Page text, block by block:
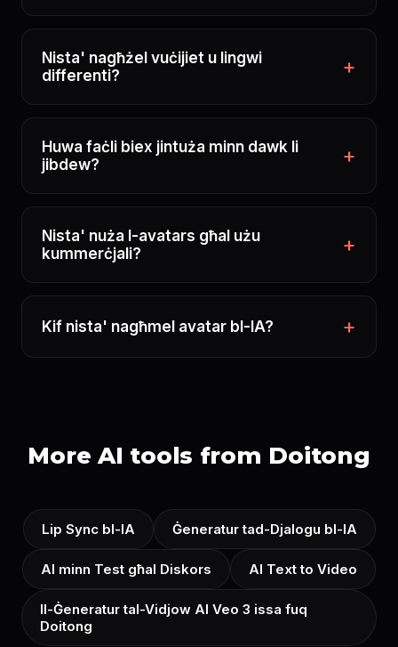
Nista' nagħżel vuċijiet u lingwi
differenti?
Huwa faċli biex jintuża minn dawk li
jibdew?
Nista' nuża l-avatars għal użu
kummerċjali?
Kif nista' nagħmel avatar bl-IA?
More AI tools from Doitong
Lip Sync bl-IA Ġeneratur tad-Djalogu bl-IA
AI minn Test għal Diskors AI Text to Video
Il-Ġeneratur tal-Vidjow AI Veo 3 issa fuq
Doitong